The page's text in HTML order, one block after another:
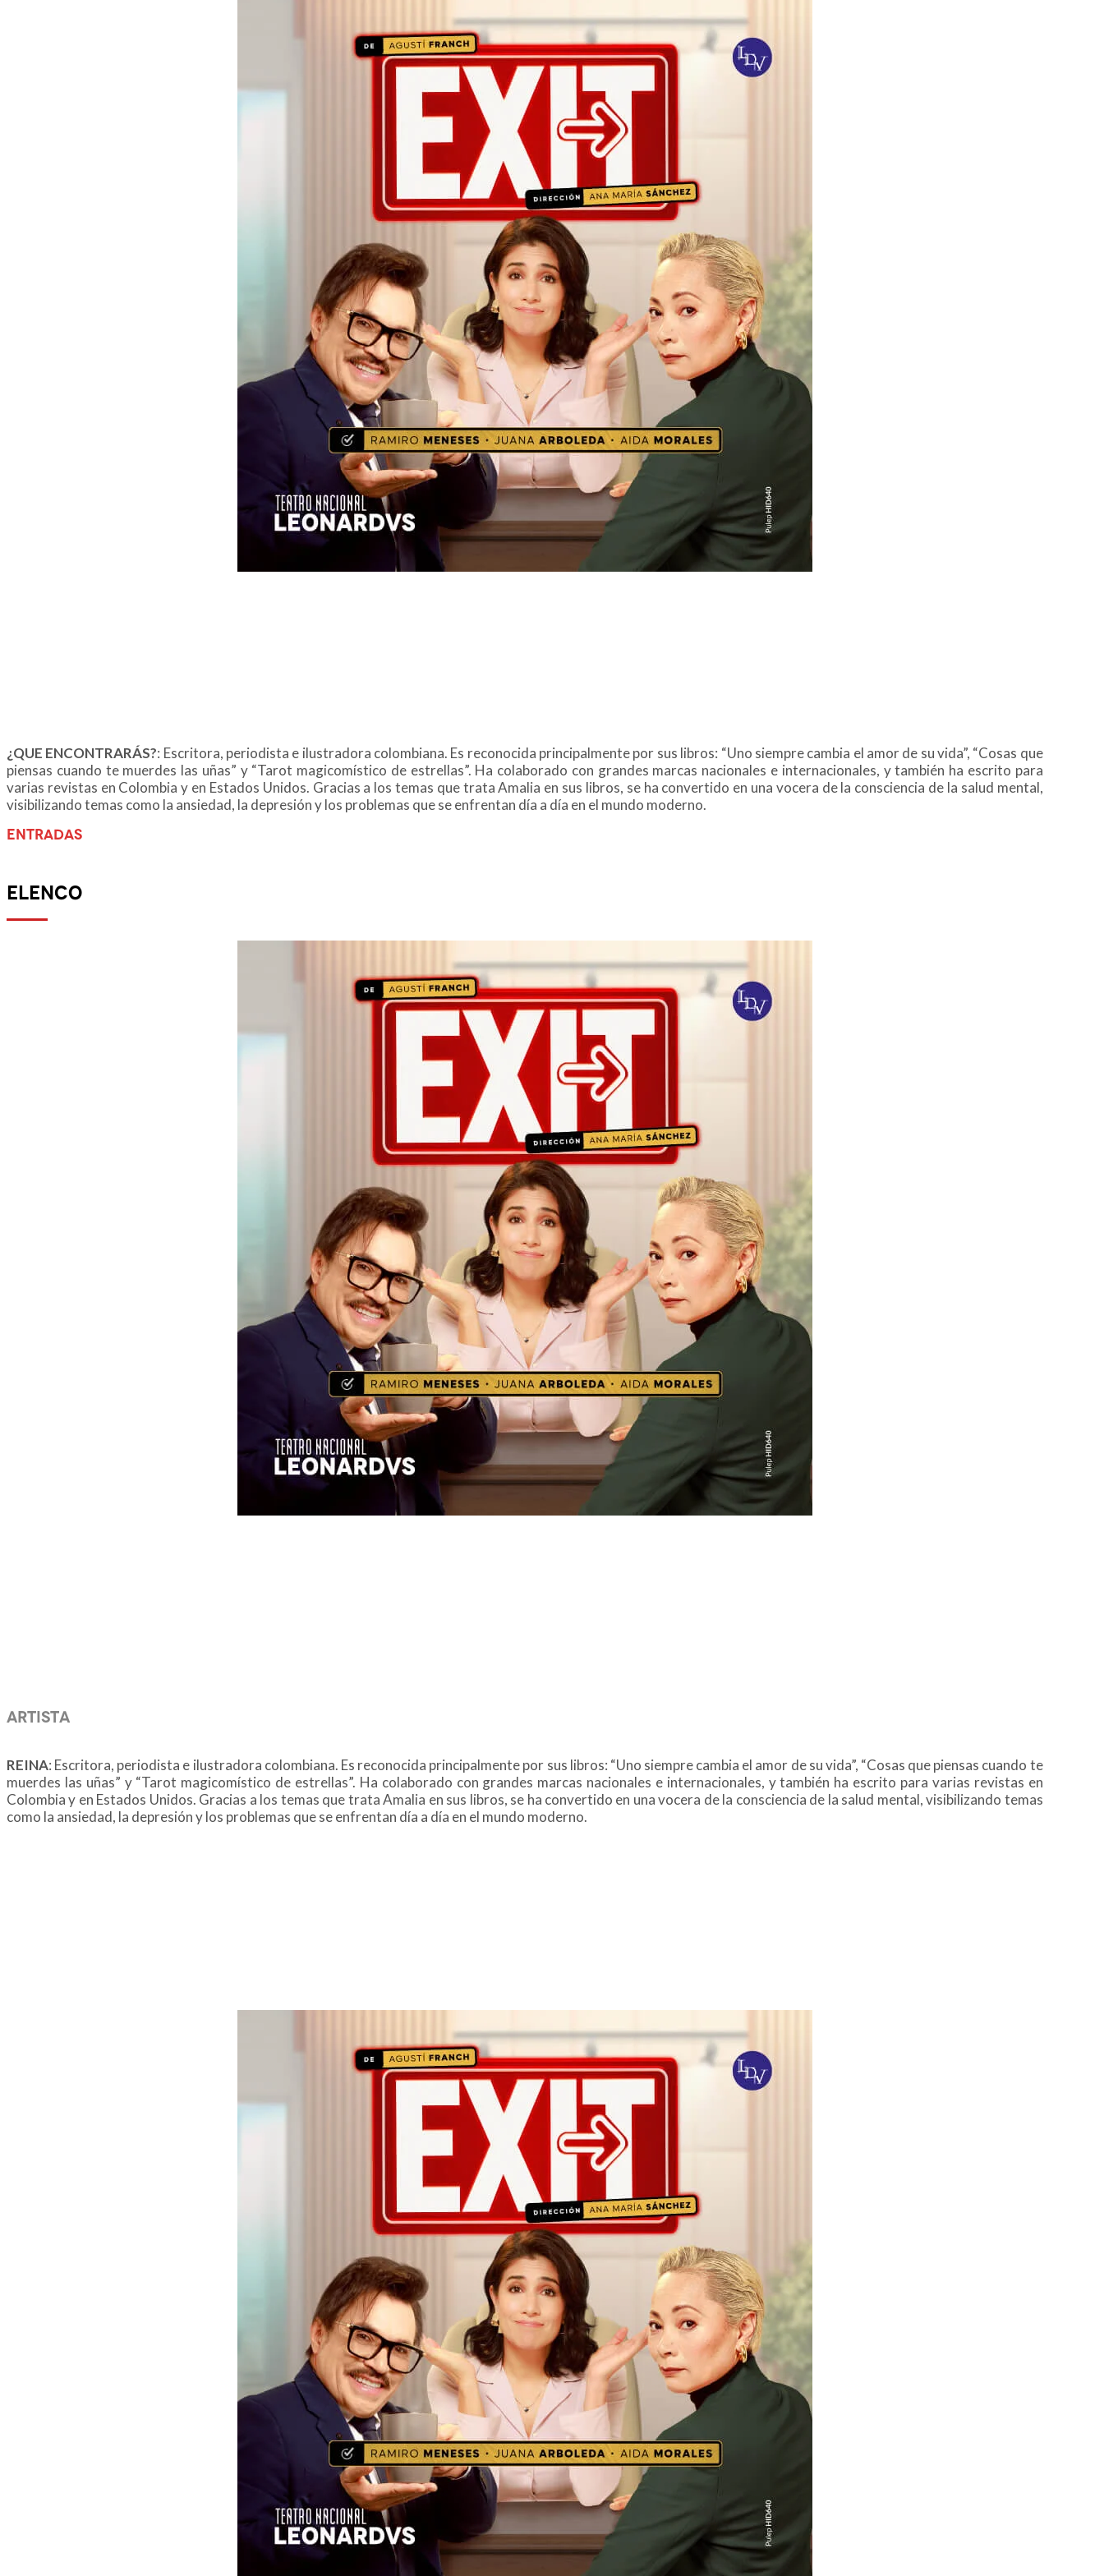
¿QUE ENCONTRARÁS?: Escritora, periodista e ilustradora colombiana. Es reconocida principalmente por sus libros: “Uno siempre cambia el amor de su vida”, “Cosas que
piensas cuando te muerdes las uñas” y “Tarot magicomístico de estrellas”. Ha colaborado con grandes marcas nacionales e internacionales, y también ha escrito para
varias revistas en Colombia y en Estados Unidos. Gracias a los temas que trata Amalia en sus libros, se ha convertido en una vocera de la consciencia de la salud mental,
visibilizando temas como la ansiedad, la depresión y los problemas que se enfrentan día a día en el mundo moderno.
ENTRADAS
ELENCO
ARTISTA
REINA: Escritora, periodista e ilustradora colombiana. Es reconocida principalmente por sus libros: “Uno siempre cambia el amor de su vida”, “Cosas que piensas cuando te
muerdes las uñas” y “Tarot magicomístico de estrellas”. Ha colaborado con grandes marcas nacionales e internacionales, y también ha escrito para varias revistas en
Colombia y en Estados Unidos. Gracias a los temas que trata Amalia en sus libros, se ha convertido en una vocera de la consciencia de la salud mental, visibilizando temas
como la ansiedad, la depresión y los problemas que se enfrentan día a día en el mundo moderno.